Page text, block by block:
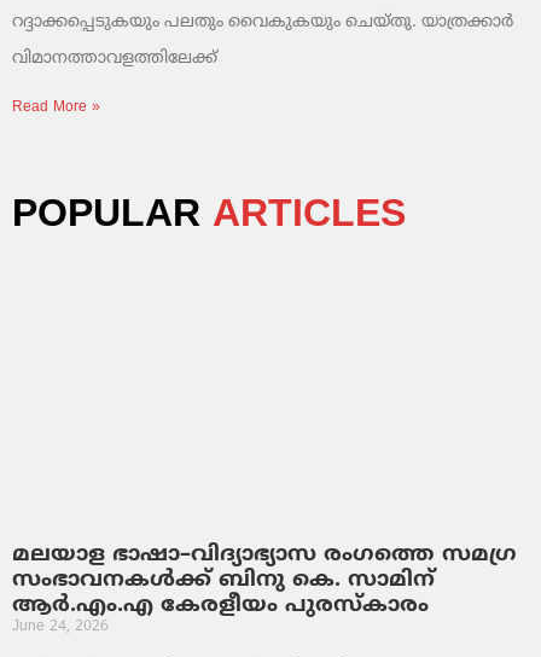
റദ്ദാക്കപ്പെടുകയും പലതും വൈകുകയും ചെയ്തു. യാത്രക്കാർ
വിമാനത്താവളത്തിലേക്ക്
Read More »
POPULAR ARTICLES
മലയാള ഭാഷാ–വിദ്യാഭ്യാസ രംഗത്തെ സമഗ്ര
സംഭാവനകൾക്ക് ബിനു കെ. സാമിന്
ആർ.എം.എ കേരളീയം പുരസ്‌കാരം
June 24, 2026